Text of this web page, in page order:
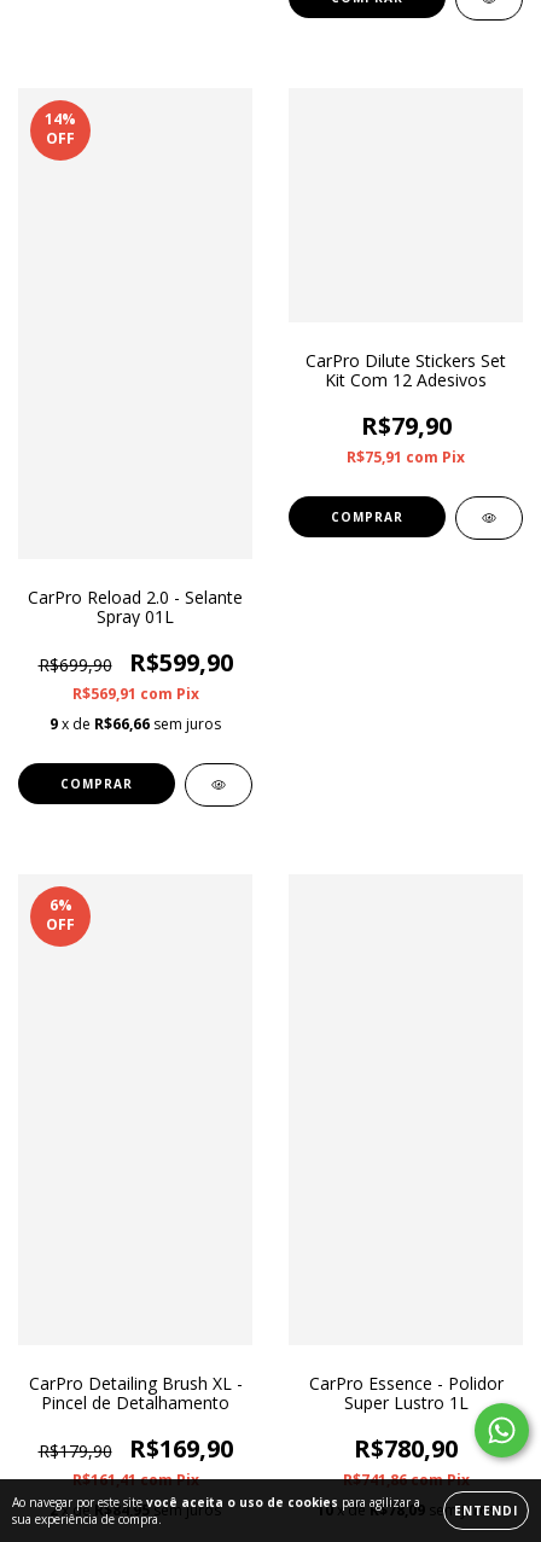
Ao navegar por este sitevocê aceita o uso de cookies para agilizar a
sua experiência de compra.
ENTENDI
14%
OFF
CarPro Reload 2.0 - Selante
Spray 01L
R$699,90 R$599,90
R$569,91 com Pix
9x de R$66,66 sem juros
CarPro Dilute Stickers Set
Kit Com 12 Adesivos
R$79,90
R$75,91 com Pix
6%
OFF
CarPro Detailing Brush XL -
Pincel de Detalhamento
R$179,90 R$169,90
R$161,41comPix
2x deR$84,95 sem juros
CarPro Essence - Polidor
Super Lustro 1L
R$780,90
R$741,86comPix
10x de R$78,09 sem juros